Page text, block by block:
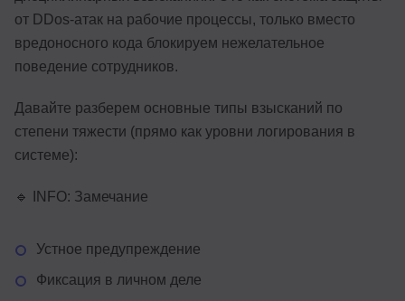
от DDos-атак на рабочие процессы, только вместо
вредоносного кода блокируем нежелательное
поведение сотрудников.
Давайте разберем основные типы взысканий по
степени тяжести (прямо как уровни логирования в
системе):
🔹 INFO: Замечание
Устное предупреждение
Фиксация в личном деле